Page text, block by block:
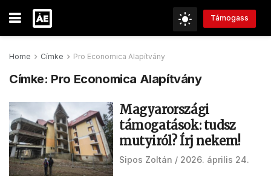
Támogass
Home Címke Pro Economica Alapítvány
Címke: Pro Economica Alapítvány
Magyarországi
támogatások: tudsz
mutyiról? Írj nekem!
Sipos Zoltán 2026. április 24.